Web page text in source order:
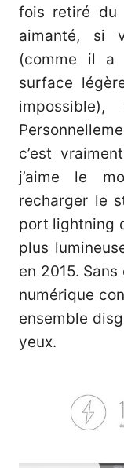
fois retiré du
aimanté, si
(comme il a
surface
c’est
j’aime le
recharger le
port lightning
plus
en 2015.
numérique
ensemble
yeux.